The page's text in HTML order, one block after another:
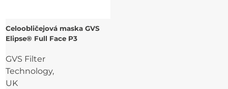
Celoobličejová maska GVS
Elipse® Full Face P3
GVS Filter
Technology,
UK